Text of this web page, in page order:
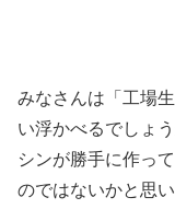
みなさんは「工場
い浮かべるでしょ
シンが勝手に作っ
のではないかと思